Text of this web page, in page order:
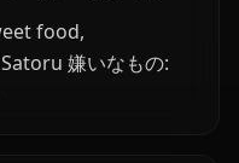
food,
嫌いなもの: